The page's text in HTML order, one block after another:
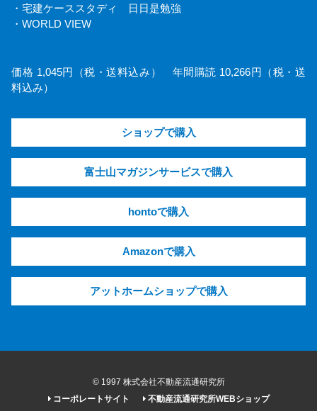
・宅建ケーススタディ 日日是勉強
・WORLD VIEW
価格 1,045円（税・送料込み） 年間購読 10,266円（税・送
料込み）
ショップで購入
富士山マガジンサービスで購入
hontoで購入
Amazonで購入
アットホームショップで購入
© 1997 株式会社不動産流通研究所
コーポレートサイト
不動産流通研究所WEBショップ